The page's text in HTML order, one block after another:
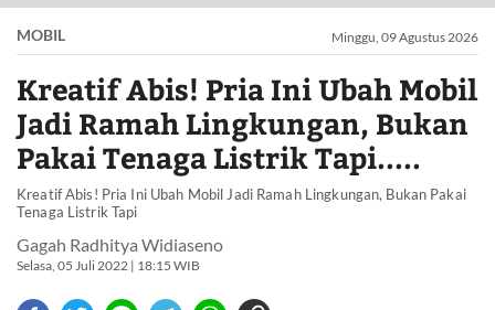
MOBIL Minggu, 09 Agustus 2026
Kreatif Abis! Pria Ini Ubah Mobil
Jadi Ramah Lingkungan, Bukan
Pakai Tenaga Listrik Tapi.....
Kreatif Abis! Pria Ini Ubah Mobil Jadi Ramah Lingkungan, Bukan Pakai
Tenaga Listrik Tapi
Gagah Radhitya Widiaseno
Selasa, 05 Juli 2022 | 18:15 WIB